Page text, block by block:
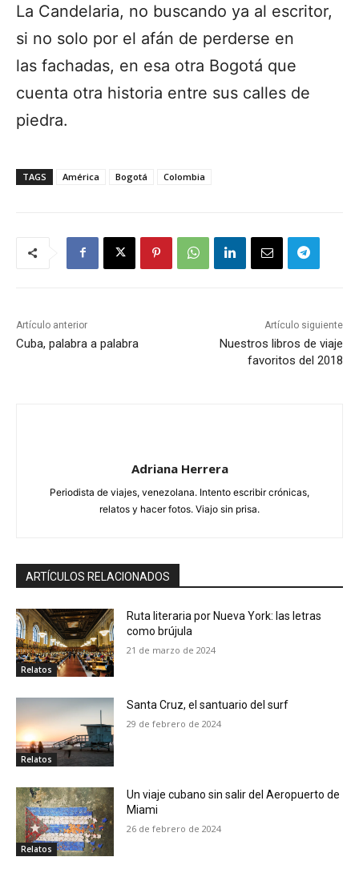
La Candelaria, no buscando ya al escritor,
si no solo por el afán de perderse en
las fachadas, en esa otra Bogotá que
cuenta otra historia entre sus calles de
piedra.
TAGS América Bogotá Colombia
Artículo anterior
Cuba, palabra a palabra
Artículo siguiente
Nuestros libros de viaje
favoritos del 2018
Adriana Herrera
Periodista de viajes, venezolana. Intento escribir crónicas,
relatos y hacer fotos. Viajo sin prisa.
ARTÍCULOS RELACIONADOS
Relatos
Ruta literaria por Nueva York: las letras
como brújula
21 de marzo de 2024
Relatos
Santa Cruz, el santuario del surf
29 de febrero de 2024
Relatos
Un viaje cubano sin salir del Aeropuerto de
Miami
26 de febrero de 2024